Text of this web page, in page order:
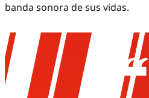
banda sonora de sus vidas.